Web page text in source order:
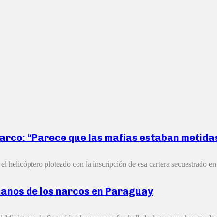
“Parece que las mafias estaban
ploteado con la inscripción de esa cartera secuestrado
de los narcos en Paraguay